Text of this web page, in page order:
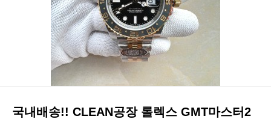
국내배송!! CLEAN공장 롤렉스 GMT마스터2